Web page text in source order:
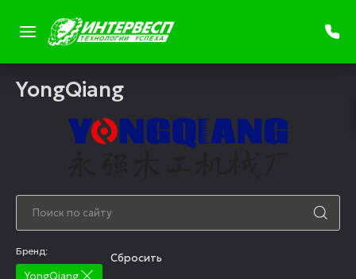
YongQiang
Бренд:
YongQiang
Cбросить